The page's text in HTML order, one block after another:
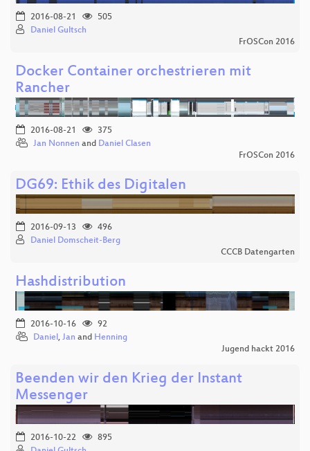
2016-08-21
505
Daniel Gultsch
FrOSCon 2016
Docker Container orchestrieren mit
Rancher
2016-08-21
375
Jan Nonnen and Daniel Clasen
FrOSCon 2016
DG69: Ethik des Digitalen
2016-09-13
496
Daniel Domscheit-Berg
CCCB Datengarten
Hashdistribution
2016-10-16
92
Daniel, Jan and Henning
Jugend hackt 2016
Beenden wir den Krieg der Instant
Messenger
2016-10-22
895